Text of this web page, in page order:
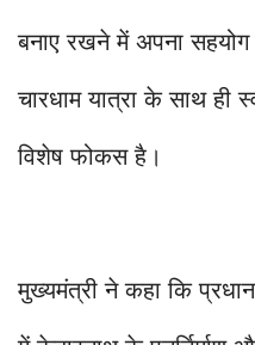
बनाए रखने में अपना सहयोग
चारधाम यात्रा के साथ ही
विशेष फोकस है।
मुख्यमंत्री ने कहा कि